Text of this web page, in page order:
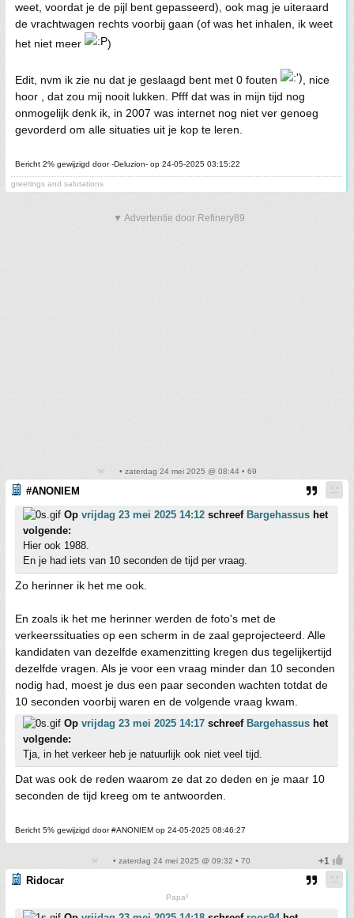
weet, voordat je de pijl bent gepasseerd), ook mag je uiteraard
de vrachtwagen rechts voorbij gaan (of was het inhalen, ik weet
het niet meer
)
Edit, nvm ik zie nu dat je geslaagd bent met 0 fouten
, nice
hoor , dat zou mij nooit lukken. Pfff dat was in mijn tijd nog
onmogelijk denk ik, in 2007 was internet nog niet ver genoeg
gevorderd om alle situaties uit je kop te leren.
Bericht 2% gewijzigd door -Deluzion- op 24-05-2025 03:15:22
greetings and salutations
▼ Advertentie door Refinery89
• zaterdag 24 mei 2025 @ 08:44 • 69
#ANONIEM
Op vrijdag 23 mei 2025 14:12 schreef Bargehassus het
volgende:
Hier ook 1988.
En je had iets van 10 seconden de tijd per vraag.
Zo herinner ik het me ook.
En zoals ik het me herinner werden de foto's met de
verkeerssituaties op een scherm in de zaal geprojecteerd. Alle
kandidaten van dezelfde examenzitting kregen dus tegelijkertijd
dezelfde vragen. Als je voor een vraag minder dan 10 seconden
nodig had, moest je dus een paar seconden wachten totdat de
10 seconden voorbij waren en de volgende vraag kwam.
Op vrijdag 23 mei 2025 14:17 schreef Bargehassus het
volgende:
Tja, in het verkeer heb je natuurlijk ook niet veel tijd.
Dat was ook de reden waarom ze dat zo deden en je maar 10
seconden de tijd kreeg om te antwoorden.
Bericht 5% gewijzigd door #ANONIEM op 24-05-2025 08:46:27
• zaterdag 24 mei 2025 @ 09:32 • 70
Ridocar
Papa²